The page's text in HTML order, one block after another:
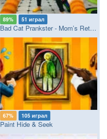
89% 51 играл
Bad Cat Prankster - Mom’s Return
67% 105 играл
Paint Hide & Seek